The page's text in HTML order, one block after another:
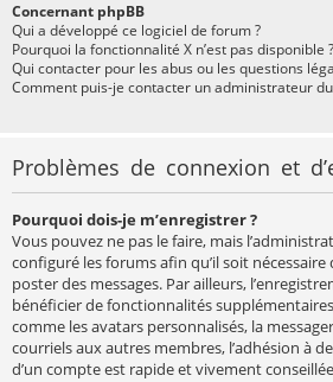
Concernant phpBB
Qui a développé ce logiciel de forum ?
Pourquoi la fonctionnalité X n’est pas disponible ?
Qui contacter pour les abus ou les questions
Comment puis-je contacter un administrateur
Problèmes de connexion et
Pourquoi dois-je m’enregistrer ?
Vous pouvez ne pas le faire, mais
configuré les forums afin qu’il soit nécessaire
poster des messages. Par ailleurs,
bénéficier de fonctionnalités
comme les avatars personnalisés, la
courriels aux autres membres, l’adhésion à
d’un compte est rapide et vivement